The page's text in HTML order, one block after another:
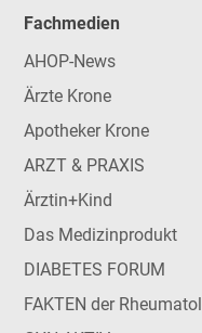
Fachmedien
AHOP-News
Ärzte Krone
Apotheker Krone
ARZT & PRAXIS
Ärztin+Kind
Das Medizinprodukt
DIABETES FORUM
FAKTEN der